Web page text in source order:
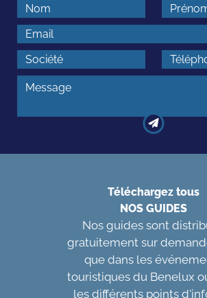
Téléchargez tous
NOS GUIDES
Nos guides sont
gratuitement sur
que dans les
touristiques du Benelux
les différents points